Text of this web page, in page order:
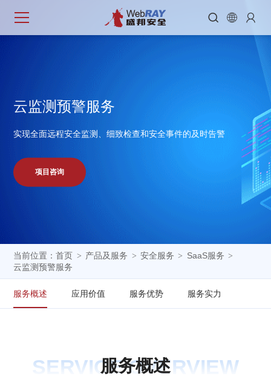
  
云监测预警服务
实现全面远程安全监测、细致检查和安全事件的及时告警
项目咨询
当前位置：首页 > 产品及服务 > 安全服务 > SaaS服务 >
云监测预警服务
服务概述 应用价值 服务优势 服务实力
SERVICE OVERVIEW
服务概述